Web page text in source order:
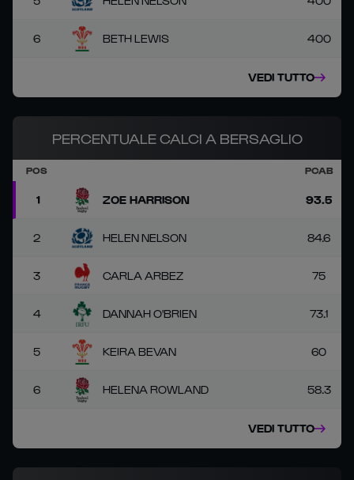
6 BETH LEWIS 400
VEDI TUTTO
PERCENTUALE CALCI A BERSAGLIO
POS PCAB
1 ZOE HARRISON 93.5
2 HELEN NELSON 84.6
3 CARLA ARBEZ 75
4 DANNAH O'BRIEN 73.1
5 KEIRA BEVAN 60
6 HELENA ROWLAND 58.3
VEDI TUTTO